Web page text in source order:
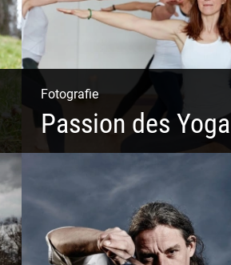
Fotografie
Passion des Yoga
Ein herzliches Team